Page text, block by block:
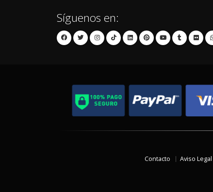
Síguenos en:
Contacto Aviso Legal